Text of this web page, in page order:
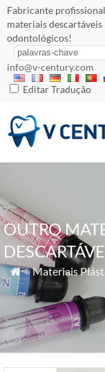
Fabricante
materiais descartáveis ​​
odontológicos!
info@v-century.com
Editar Tradução
OUTRO
 »Materiais